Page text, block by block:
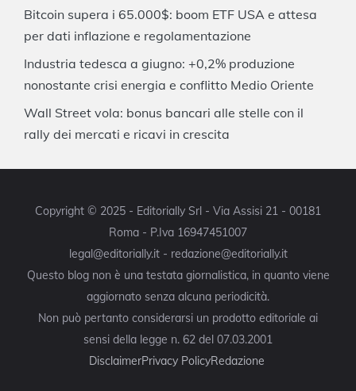
Bitcoin supera i 65.000$: boom ETF USA e attesa
per dati inflazione e regolamentazione
Industria tedesca a giugno: +0,2% produzione
nonostante crisi energia e conflitto Medio Oriente
Wall Street vola: bonus bancari alle stelle con il
rally dei mercati e ricavi in crescita
Copyright © 2025 - Editorially Srl - Via Assisi 21 - 00181
Roma - P.Iva 16947451007
legal@editorially.it - redazione@editorially.it
Questo blog non è una testata giornalistica, in quanto viene
aggiornato senza alcuna periodicità.
Non può pertanto considerarsi un prodotto editoriale ai
sensi della legge n. 62 del 07.03.2001
DisclaimerPrivacy PolicyRedazione